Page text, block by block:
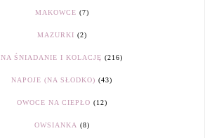
MAKOWCE (7)
MAZURKI (2)
NA ŚNIADANIE I KOLACJĘ (216)
NAPOJE (NA SŁODKO) (43)
OWOCE NA CIEPŁO (12)
OWSIANKA (8)